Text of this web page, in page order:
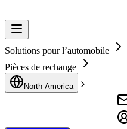
Solutions pour l’automobile
Pièces de rechange
North America